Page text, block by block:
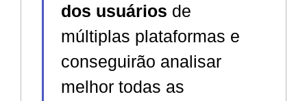
dos usuários de
múltiplas plataformas e
conseguirão analisar
melhor todas as